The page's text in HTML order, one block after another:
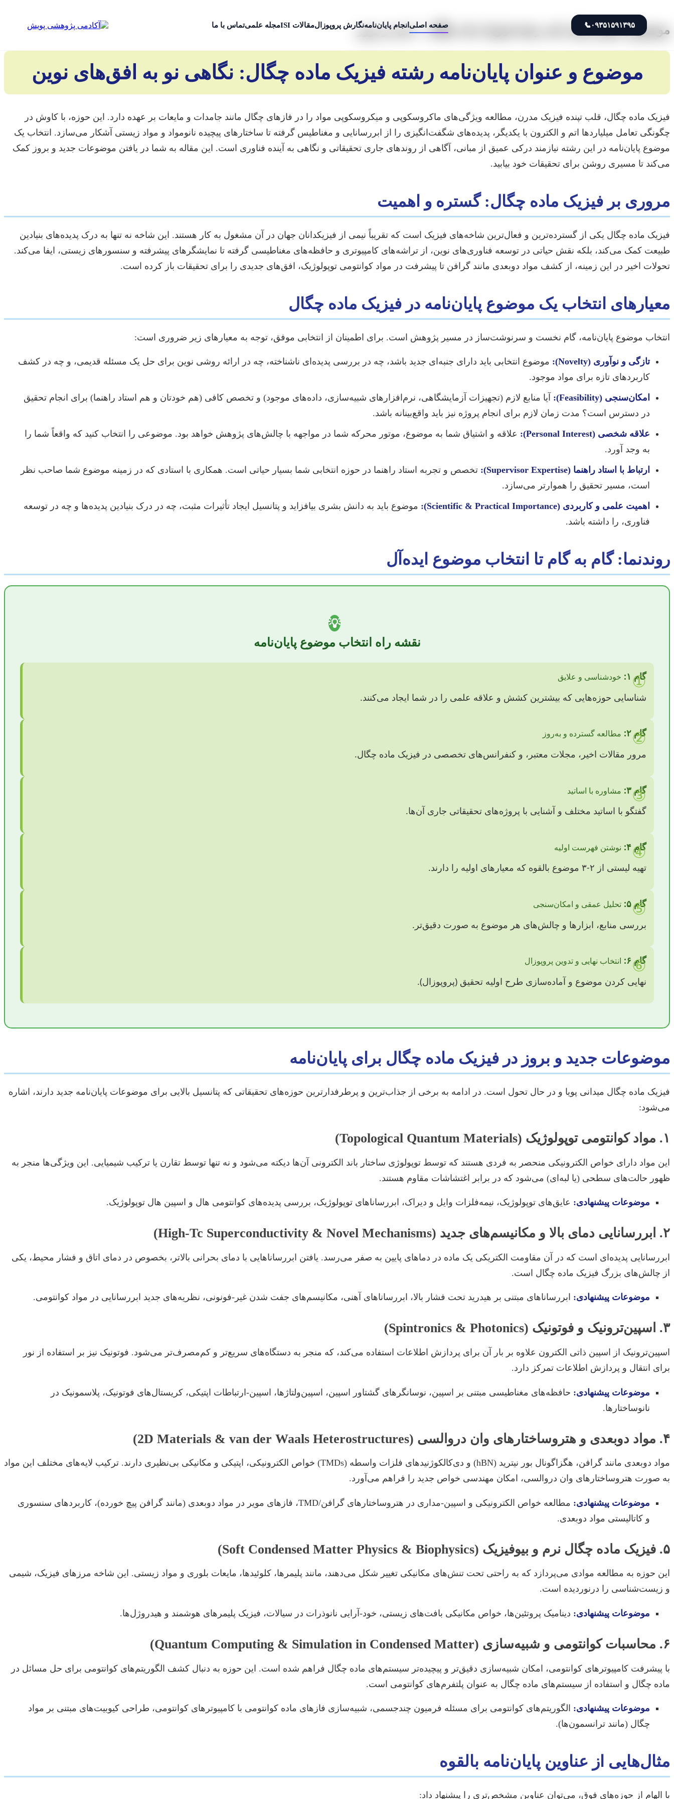
۰۹۳۵۱۵۹۱۳۹۵📞 صفحه اصلی انجام پایان‌نامهنگارش پروپوزالمقالات ISI مجله علمیتماس با ما موضوع و عنوان پایان نامه رشته فیزیک ماده چگال + جدید و بروز
موضوع و عنوان پایان‌نامه رشته فیزیک ماده چگال: نگاهی نو به افق‌های نوین
فیزیک ماده چگال، قلب تپنده فیزیک مدرن، مطالعه ویژگی‌های ماکروسکوپی و میکروسکوپی مواد را در فازهای چگال مانند جامدات و مایعات بر عهده دارد. این حوزه، با کاوش در
چگونگی تعامل میلیاردها اتم و الکترون با یکدیگر، پدیده‌های شگفت‌انگیزی را از ابررسانایی و مغناطیس گرفته تا ساختارهای پیچیده نانومواد و مواد زیستی آشکار می‌سازد. انتخاب یک
موضوع پایان‌نامه در این رشته نیازمند درکی عمیق از مبانی، آگاهی از روندهای جاری تحقیقاتی و نگاهی به آینده فناوری است. این مقاله به شما در یافتن موضوعات جدید و بروز کمک
می‌کند تا مسیری روشن برای تحقیقات خود بیابید.
مروری بر فیزیک ماده چگال: گستره و اهمیت
فیزیک ماده چگال یکی از گسترده‌ترین و فعال‌ترین شاخه‌های فیزیک است که تقریباً نیمی از فیزیکدانان جهان در آن مشغول به کار هستند. این شاخه نه تنها به درک پدیده‌های بنیادین
طبیعت کمک می‌کند، بلکه نقش حیاتی در توسعه فناوری‌های نوین، از تراشه‌های کامپیوتری و حافظه‌های مغناطیسی گرفته تا نمایشگرهای پیشرفته و سنسورهای زیستی، ایفا می‌کند.
تحولات اخیر در این زمینه، از کشف مواد دوبعدی مانند گرافن تا پیشرفت در مواد کوانتومی توپولوژیک، افق‌های جدیدی را برای تحقیقات باز کرده است.
معیارهای انتخاب یک موضوع پایان‌نامه در فیزیک ماده چگال
انتخاب موضوع پایان‌نامه، گام نخست و سرنوشت‌ساز در مسیر پژوهش است. برای اطمینان از انتخابی موفق، توجه به معیارهای زیر ضروری است:
تازگی و نوآوری (Novelty):
موضوع انتخابی باید دارای جنبه‌ای جدید باشد، چه در بررسی پدیده‌ای ناشناخته، چه در ارائه روشی نوین برای حل یک مسئله قدیمی، و چه در کشف
کاربردهای تازه برای مواد موجود.
امکان‌سنجی (Feasibility):
آیا منابع لازم (تجهیزات آزمایشگاهی، نرم‌افزارهای شبیه‌سازی، داده‌های موجود) و تخصص کافی (هم خودتان و هم استاد راهنما) برای انجام تحقیق
در دسترس است؟ مدت زمان لازم برای انجام پروژه نیز باید واقع‌بینانه باشد.
علاقه شخصی (Personal Interest):
علاقه و اشتیاق شما به موضوع، موتور محرکه شما در مواجهه با چالش‌های پژوهش خواهد بود. موضوعی را انتخاب کنید که واقعاً شما را
به وجد آورد.
ارتباط با استاد راهنما (Supervisor Expertise):
تخصص و تجربه استاد راهنما در حوزه انتخابی شما بسیار حیاتی است. همکاری با استادی که در زمینه موضوع شما صاحب نظر
است، مسیر تحقیق را هموارتر می‌سازد.
اهمیت علمی و کاربردی (Scientific & Practical Importance):
موضوع باید به دانش بشری بیافزاید و پتانسیل ایجاد تأثیرات مثبت، چه در درک بنیادین پدیده‌ها و چه در توسعه
فناوری، را داشته باشد.
روندنما: گام به گام تا انتخاب موضوع ایده‌آل
💡
نقشه راه انتخاب موضوع پایان‌نامه
گام ۱: خودشناسی و علایق
شناسایی حوزه‌هایی که بیشترین کشش و علاقه علمی را در شما ایجاد می‌کنند.
①
گام ۲: مطالعه گسترده و به‌روز
مرور مقالات اخیر، مجلات معتبر، و کنفرانس‌های تخصصی در فیزیک ماده چگال.
②
گام ۳: مشاوره با اساتید
گفتگو با اساتید مختلف و آشنایی با پروژه‌های تحقیقاتی جاری آن‌ها.
③
گام ۴: نوشتن فهرست اولیه
تهیه لیستی از ۲-۳ موضوع بالقوه که معیارهای اولیه را دارند.
④
گام ۵: تحلیل عمقی و امکان‌سنجی
بررسی منابع، ابزارها و چالش‌های هر موضوع به صورت دقیق‌تر.
⑤
گام ۶: انتخاب نهایی و تدوین پروپوزال
نهایی کردن موضوع و آماده‌سازی طرح اولیه تحقیق (پروپوزال).
⑥
موضوعات جدید و بروز در فیزیک ماده چگال برای پایان‌نامه
فیزیک ماده چگال میدانی پویا و در حال تحول است. در ادامه به برخی از جذاب‌ترین و پرطرفدارترین حوزه‌های تحقیقاتی که پتانسیل بالایی برای موضوعات پایان‌نامه جدید دارند، اشاره
می‌شود:
۱. مواد کوانتومی توپولوژیک (Topological Quantum Materials)
این مواد دارای خواص الکترونیکی منحصر به فردی هستند که توسط توپولوژی ساختار باند الکترونی آن‌ها دیکته می‌شود و نه تنها توسط تقارن یا ترکیب شیمیایی. این ویژگی‌ها منجر به
ظهور حالت‌های سطحی (یا لبه‌ای) می‌شود که در برابر اغتشاشات مقاوم هستند.
موضوعات پیشنهادی: عایق‌های توپولوژیک، نیمه‌فلزات وایل و دیراک، ابررساناهای توپولوژیک، بررسی پدیده‌های کوانتومی هال و اسپین هال توپولوژیک.
۲. ابررسانایی دمای بالا و مکانیسم‌های جدید (High-Tc Superconductivity & Novel Mechanisms)
ابررسانایی پدیده‌ای است که در آن مقاومت الکتریکی یک ماده در دماهای پایین به صفر می‌رسد. یافتن ابررساناهایی با دمای بحرانی بالاتر، بخصوص در دمای اتاق و فشار محیط، یکی
از چالش‌های بزرگ فیزیک ماده چگال است.
موضوعات پیشنهادی: ابررساناهای مبتنی بر هیدرید تحت فشار بالا، ابررساناهای آهنی، مکانیسم‌های جفت شدن غیر-فونونی، نظریه‌های جدید ابررسانایی در مواد کوانتومی.
۳. اسپین‌ترونیک و فوتونیک (Spintronics & Photonics)
اسپین‌ترونیک از اسپین ذاتی الکترون علاوه بر بار آن برای پردازش اطلاعات استفاده می‌کند، که منجر به دستگاه‌های سریع‌تر و کم‌مصرف‌تر می‌شود. فوتونیک نیز بر استفاده از نور
برای انتقال و پردازش اطلاعات تمرکز دارد.
موضوعات پیشنهادی: حافظه‌های مغناطیسی مبتنی بر اسپین، نوسانگرهای گشتاور اسپین، اسپین‌ولتاژها، اسپین-ارتباطات اپتیکی، کریستال‌های فوتونیک، پلاسمونیک در
نانوساختارها.
۴. مواد دوبعدی و هتروساختارهای وان دروالسی (2D Materials & van der Waals Heterostructures)
مواد دوبعدی مانند گرافن، هگزاگونال بور نیترید (hBN) و دی‌کالکوژنیدهای فلزات واسطه (TMDs) خواص الکترونیکی، اپتیکی و مکانیکی بی‌نظیری دارند. ترکیب لایه‌های مختلف این مواد
به صورت هتروساختارهای وان دروالسی، امکان مهندسی خواص جدید را فراهم می‌آورد.
موضوعات پیشنهادی:
مطالعه خواص الکترونیکی و اسپین-مداری در هتروساختارهای گرافن/TMD، فازهای مویر در مواد دوبعدی (مانند گرافن پیچ خورده)، کاربردهای سنسوری
و کاتالیستی مواد دوبعدی.
۵. فیزیک ماده چگال نرم و بیوفیزیک (Soft Condensed Matter Physics & Biophysics)
این حوزه به مطالعه موادی می‌پردازد که به راحتی تحت تنش‌های مکانیکی تغییر شکل می‌دهند، مانند پلیمرها، کلوئیدها، مایعات بلوری و مواد زیستی. این شاخه مرزهای فیزیک، شیمی
و زیست‌شناسی را درنوردیده است.
موضوعات پیشنهادی: دینامیک پروتئین‌ها، خواص مکانیکی بافت‌های زیستی، خود-آرایی نانوذرات در سیالات، فیزیک پلیمرهای هوشمند و هیدروژل‌ها.
۶. محاسبات کوانتومی و شبیه‌سازی (Quantum Computing & Simulation in Condensed Matter)
با پیشرفت کامپیوترهای کوانتومی، امکان شبیه‌سازی دقیق‌تر و پیچیده‌تر سیستم‌های ماده چگال فراهم شده است. این حوزه به دنبال کشف الگوریتم‌های کوانتومی برای حل مسائل در
ماده چگال و استفاده از سیستم‌های ماده چگال به عنوان پلتفرم‌های کوانتومی است.
موضوعات پیشنهادی: الگوریتم‌های کوانتومی برای مسئله فرمیون چندجسمی، شبیه‌سازی فازهای ماده کوانتومی با کامپیوترهای کوانتومی، طراحی کیوبیت‌های مبتنی بر مواد
چگال (مانند ترانسمون‌ها).
مثال‌هایی از عناوین پایان‌نامه بالقوه
با الهام از حوزه‌های فوق، می‌توان عناوین مشخص‌تری را پیشنهاد داد: